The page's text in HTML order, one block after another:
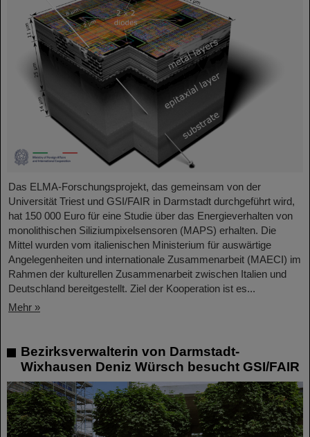
Das ELMA-Forschungsprojekt, das gemeinsam von der
Universität Triest und GSI/FAIR in Darmstadt durchgeführt wird,
hat 150 000 Euro für eine Studie über das Energieverhalten von
monolithischen Siliziumpixelsensoren (MAPS) erhalten. Die
Mittel wurden vom italienischen Ministerium für auswärtige
Angelegenheiten und internationale Zusammenarbeit (MAECI) im
Rahmen der kulturellen Zusammenarbeit zwischen Italien und
Deutschland bereitgestellt. Ziel der Kooperation ist es...
Mehr »
Bezirksverwalterin von Darmstadt-
Wixhausen Deniz Würsch besucht GSI/FAIR